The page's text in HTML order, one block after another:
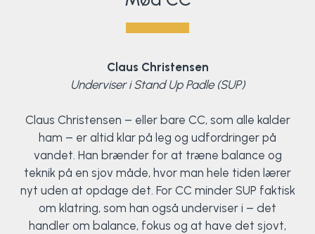
Claus Christensen
Underviser i Stand Up Padle (SUP)
Claus Christensen – eller bare CC, som alle kalder
ham – er altid klar på leg og udfordringer på
vandet. Han brænder for at træne balance og
teknik på en sjov måde, hvor man hele tiden lærer
nyt uden at opdage det. For CC minder SUP faktisk
om klatring, som han også underviser i – det
handler om balance, fokus og at have det sjovt,